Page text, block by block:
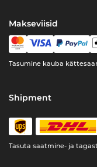
Makseviisid
Tasumine kauba
Shipment
Tasuta saatmine- ja